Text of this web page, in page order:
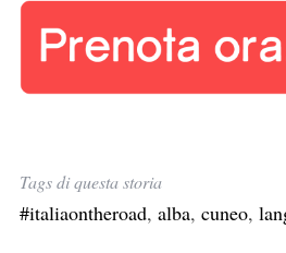
Tags di questa storia
#italiaontheroad, alba, cuneo,